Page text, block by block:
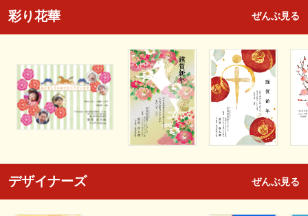
彩り花華 ぜんぶ見る
デザイナーズ ぜんぶ見る